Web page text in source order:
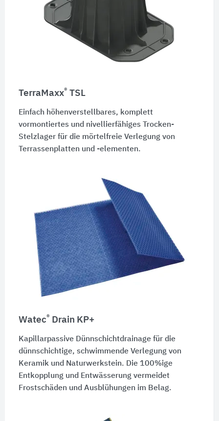
TerraMaxx® TSL
Einfach höhenverstellbares, komplett
vormontiertes und nivellierfähiges Trocken-
Stelzlager für die mörtelfreie Verlegung von
Terrassenplatten und -elementen.
Watec® Drain KP+
Kapillarpassive Dünnschichtdrainage für die
dünnschichtige, schwimmende Verlegung von
Keramik und Naturwerkstein. Die 100%ige
Entkopplung und Entwässerung vermeidet
Frostschäden und Ausblühungen im Belag.